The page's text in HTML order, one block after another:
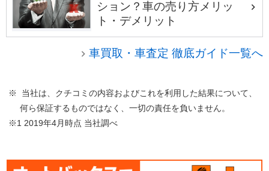
ション？車の売り方メリッ
ト・デメリット
車買取・車査定 徹底ガイド一覧へ
※ 当社は、クチコミの内容およびこれを利用した結果について、
何ら保証するものではなく、一切の責任を負いません。
※1 2019年4月時点 当社調べ